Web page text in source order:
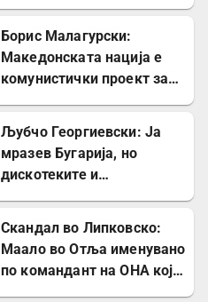
Борис Малагурски:
Македонската нација е
комунистички проект за
Љубчо Георгиевски: Ја
мразев Бугарија, но
дискотеките и
сликата
Скандал во Липковско:
Маало во Отља именувано
по командант на ОНА кој